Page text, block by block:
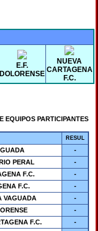
E.F.
DOLORENSE
NUEVA
CARTAGENA
F.C.
EQUIPOS PARTICIPANTES
RESUL
-
PERAL
-
F.C.
-
F.C.
-
VAGUADA
-
-
F.C.
-